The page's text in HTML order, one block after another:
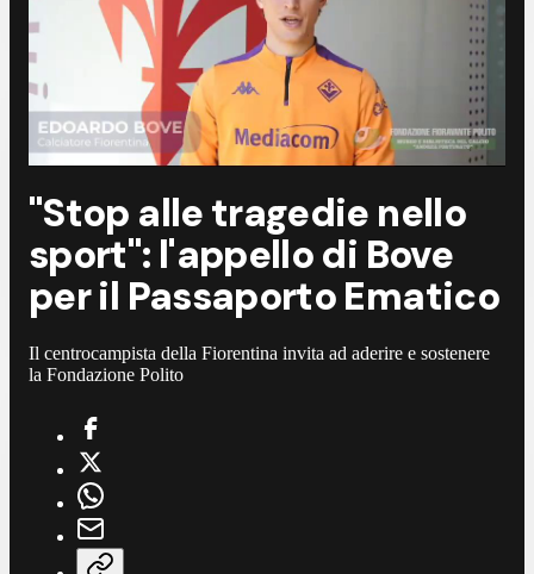
"Stop alle tragedie nello
sport": l'appello di Bove
per il Passaporto Ematico
Il centrocampista della Fiorentina invita ad aderire e sostenere
la Fondazione Polito